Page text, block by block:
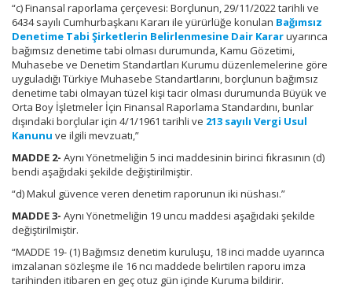
“c) Finansal raporlama çerçevesi: Borçlunun, 29/11/2022 tarihli ve
6434 sayılı Cumhurbaşkanı Kararı ile yürürlüğe konulan Bağımsız
Denetime Tabi Şirketlerin Belirlenmesine Dair Kararuyarınca
bağımsız denetime tabi olması durumunda, Kamu Gözetimi,
Muhasebe ve Denetim Standartları Kurumu düzenlemelerine göre
uyguladığı Türkiye Muhasebe Standartlarını, borçlunun bağımsız
denetime tabi olmayan tüzel kişi tacir olması durumunda Büyük ve
Orta Boy İşletmeler İçin Finansal Raporlama Standardını, bunlar
dışındaki borçlular için 4/1/1961 tarihli ve 213 sayılı Vergi Usul
Kanunu ve ilgili mevzuatı,”
MADDE 2- Aynı Yönetmeliğin 5 inci maddesinin birinci fıkrasının (d)
bendi aşağıdaki şekilde değiştirilmiştir.
“d) Makul güvence veren denetim raporunun iki nüshası.”
MADDE 3- Aynı Yönetmeliğin 19 uncu maddesi aşağıdaki şekilde
değiştirilmiştir.
“MADDE 19- (1) Bağımsız denetim kuruluşu, 18 inci madde uyarınca
imzalanan sözleşme ile 16 ncı maddede belirtilen raporu imza
tarihinden itibaren en geç otuz gün içinde Kuruma bildirir.